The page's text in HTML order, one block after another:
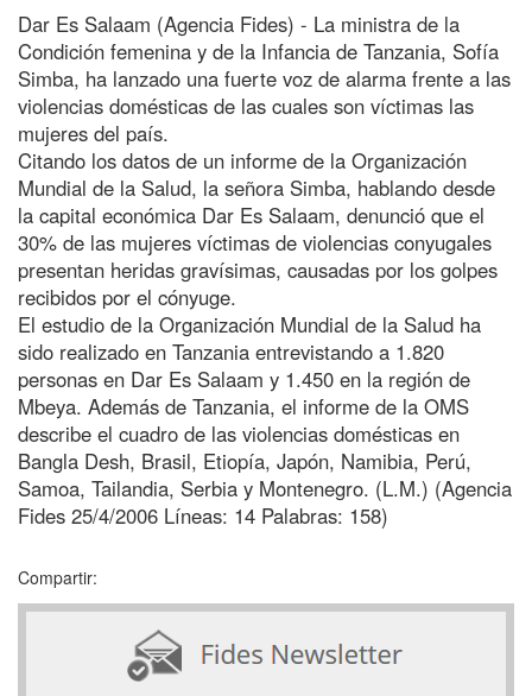
Dar Es Salaam (Agencia Fides) - La ministra de la
Condición femenina y de la Infancia de Tanzania, Sofía
Simba, ha lanzado una fuerte voz de alarma frente a las
violencias domésticas de las cuales son víctimas las
mujeres del país.
Citando los datos de un informe de la Organización
Mundial de la Salud, la señora Simba, hablando desde
la capital económica Dar Es Salaam, denunció que el
30% de las mujeres víctimas de violencias conyugales
presentan heridas gravísimas, causadas por los golpes
recibidos por el cónyuge.
El estudio de la Organización Mundial de la Salud ha
sido realizado en Tanzania entrevistando a 1.820
personas en Dar Es Salaam y 1.450 en la región de
Mbeya. Además de Tanzania, el informe de la OMS
describe el cuadro de las violencias domésticas en
Bangla Desh, Brasil, Etiopía, Japón, Namibia, Perú,
Samoa, Tailandia, Serbia y Montenegro. (L.M.) (Agencia
Fides 25/4/2006 Líneas: 14 Palabras: 158)
Compartir: